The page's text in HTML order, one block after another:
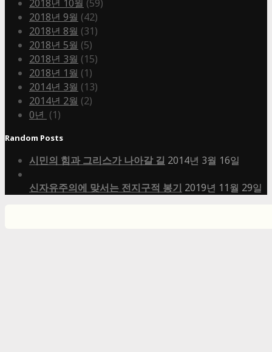
2018년 10월 (59)
2018년 9월 (42)
2018년 8월 (31)
2018년 5월 (5)
2018년 3월 (15)
2018년 1월 (1)
2014년 3월 (13)
2014년 2월 (2)
0년 (1)
Random Posts
시민의 힘과 그리스가 나아갈 길 2014년 3월 16일
신자유주의에 맞서는 전지구적 봉기 2019년 11월 29일